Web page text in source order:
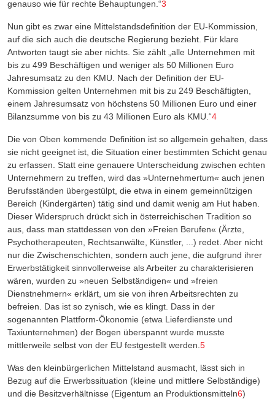
genauso wie für rechte Behauptungen.“3
Nun gibt es zwar eine Mittelstandsdefinition der EU-Kommission,
auf die sich auch die deutsche Regierung bezieht. Für klare
Antworten taugt sie aber nichts. Sie zählt „ alle Unternehmen mit
bis zu 499 Beschäftigen und weniger als 50 Millionen Euro
Jahresumsatz zu den KMU. Nach der Definition der EU-
Kommission gelten Unternehmen mit bis zu 249 Beschäftigten,
einem Jahresumsatz von höchstens 50 Millionen Euro und einer
Bilanzsumme von bis zu 43 Millionen Euro als KMU. “4
Die von Oben kommende Definition ist so allgemein gehalten, dass
sie nicht geeignet ist, die Situation einer bestimmten Schicht genau
zu erfassen. Statt eine genauere Unterscheidung zwischen echten
Unternehmern zu treffen, wird das »Unternehmertum« auch jenen
Berufsständen übergestülpt, die etwa in einem gemeinnützigen
Bereich (Kindergärten) tätig sind und damit wenig am Hut haben.
Dieser Widerspruch drückt sich in österreichischen Tradition so
aus, dass man stattdessen von den »Freien Berufen« (Ärzte,
Psychotherapeuten, Rechtsanwälte, Künstler, ...) redet. Aber nicht
nur die Zwischenschichten, sondern auch jene, die aufgrund ihrer
Erwerbstätigkeit sinnvollerweise als Arbeiter zu charakterisieren
wären, wurden zu »neuen Selbständigen« und »freien
Dienstnehmern« erklärt, um sie von ihren Arbeitsrechten zu
befreien. Das ist so zynisch, wie es klingt. Dass in der
sogenannten Plattform-Ökonomie (etwa Lieferdienste und
Taxiunternehmen) der Bogen überspannt wurde musste
mittlerweile selbst von der EU festgestellt werden. 5
Was den kleinbürgerlichen Mittelstand ausmacht, lässt sich in
Bezug auf die Erwerbssituation (kleine und mittlere Selbständige)
und die Besitzverhältnisse (Eigentum an Produktionsmitteln6)